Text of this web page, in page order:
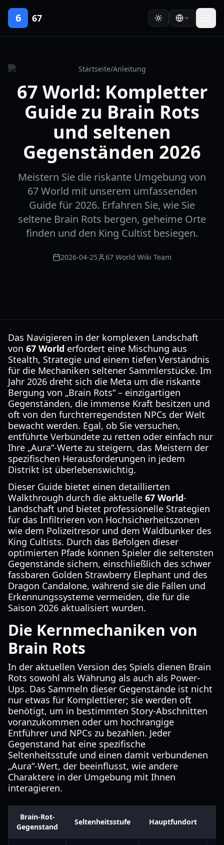
6 67
Startseite/Anleitung
67 World: Kompletter
Guide zu Brain Rots
und seltenen
Gegenständen 2026
Meistern Sie die riskante Umgebung von
67 World mit unserem umfassenden
Guide für 2026. Erfahren Sie, wie Sie
seltene Brain Rots bergen, geheime Orte
finden und den King Cultist besiegen.
2026-04-25 67 World Wiki Team
Das Navigieren in der komplexen Landschaft
von 67 World erfordert eine Mischung aus
Stealth, Strategie und einem tiefen Verständnis
für die Mechaniken seltener Sammlerstücke. Im
Jahr 2026 dreht sich die Meta um die riskante
Bergung von „Brain Rots“ – einzigartigen
Gegenständen, die immense Kraft besitzen und
oft von den furchterregendsten NPCs der Welt
bewacht werden. Egal, ob Sie versuchen,
entführte Verbündete zu retten oder einfach nur
Ihre „Aura“-Werte zu steigern, das Meistern der
spezifischen Herausforderungen in jedem
Distrikt ist überlebenswichtig.
Dieser Guide bietet einen detaillierten
Walkthrough durch die aktuelle 67 World-
Landschaft und bietet professionelle Strategien
für das Infiltrieren von Hochsicherheitszonen
wie dem Polizeitresor und dem Waldbunker des
King Cultists. Durch das Befolgen dieser
optimierten Pfade können Spieler die seltensten
Gegenstände sichern, einschließlich des schwer
fassbaren Golden Strawberry Elephant und des
Dragon Candalone, während sie die Fallen und
Erkennungssysteme vermeiden, die für die
Saison 2026 aktualisiert wurden.
Die Kernmechaniken von
Brain Rots
In der aktuellen Version des Spiels dienen Brain
Rots sowohl als Währung als auch als Power-
Ups. Das Sammeln dieser Gegenstände ist nicht
nur etwas für Komplettierer; sie werden oft
benötigt, um in bestimmten Story-Abschnitten
voranzukommen oder um hochrangige
Entführer und NPCs zu bezahlen. Jeder
Gegenstand hat eine spezifische
Seltenheitsstufe und einen damit verbundenen
„Aura“-Wert, der beeinflusst, wie andere
Charaktere in der Umgebung mit Ihnen
interagieren.
Brain-Rot-
Gegenstand
Seltenheitsstufe Hauptfundort